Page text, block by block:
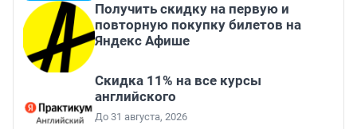
Получить скидку на первую и
повторную покупку билетов на
Яндекс Афише
Скидка 11% на все курсы
английского
До 31 августа, 2026